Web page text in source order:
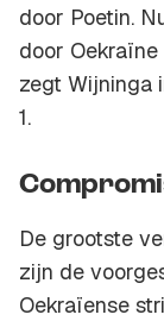
door Poetin.
door
zegt Wijninga
1.
De grootste
zijn de
Oekraïense